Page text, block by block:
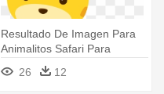
Resultado De Imagen Para
Animalitos Safari Para
Imprimir - Safari Animals Png
26 12